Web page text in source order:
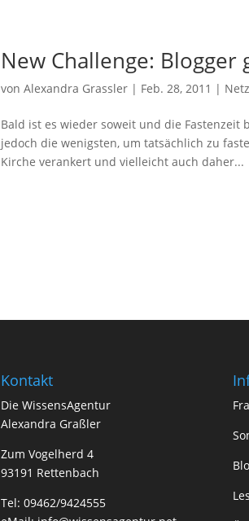
New Challenge: Blogger
von Alexandra Grassler | Feb. 28, 2011 |
Bald ist es wieder soweit und die
jedoch die wenigsten, um tatsächlich zu
Kirche verankert und vielleicht auch daher...
Kontakt
Die WissensAgentur
Alexandra Graßler
Zum Vogelherd 4
93191 Rettenbach
Tel: 09462/9424555